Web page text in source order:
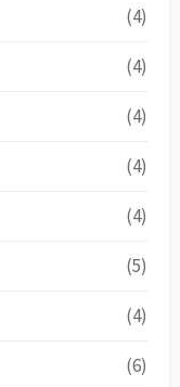
(4)
(4)
(4)
(4)
(4)
(5)
(4)
(6)